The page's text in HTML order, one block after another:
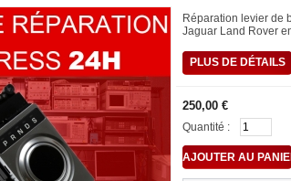
Réparation levier de
Jaguar Land Rover
PLUS DE DÉTAILS
250,00 €
Quantité :